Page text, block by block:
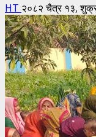
HT २०८२ चैत्र १३,